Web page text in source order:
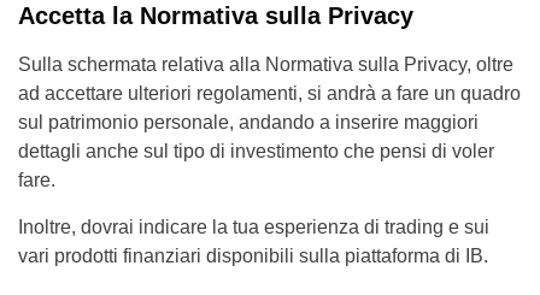
Accetta la Normativa sulla Privacy
Sulla schermata relativa alla Normativa sulla Privacy, oltre
ad accettare ulteriori regolamenti, si andrà a fare un quadro
sul patrimonio personale, andando a inserire maggiori
dettagli anche sul tipo di investimento che pensi di voler
fare.
Inoltre, dovrai indicare la tua esperienza di trading e sui
vari prodotti finanziari disponibili sulla piattaforma di IB.